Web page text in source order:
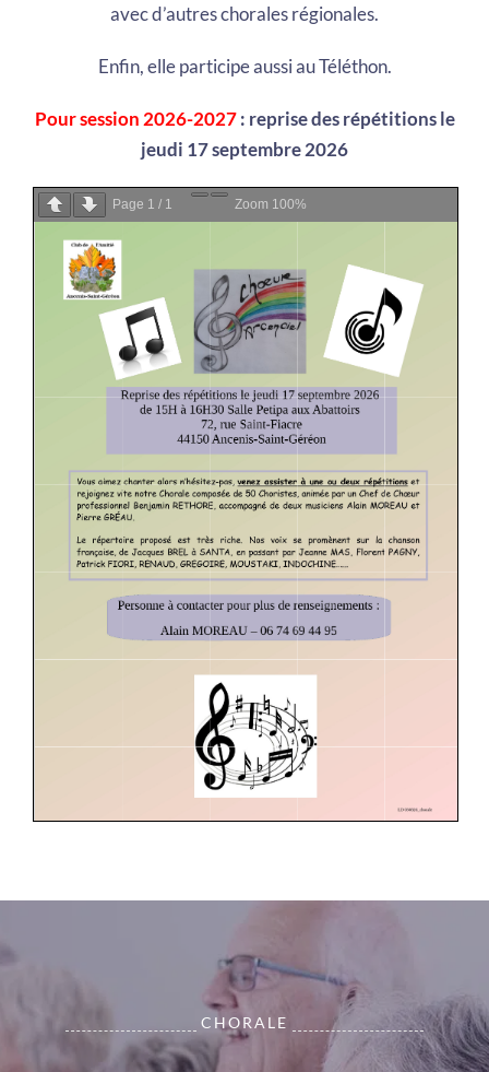
avec d’autres chorales régionales.
Enfin, elle participe aussi au Téléthon.
Pour session 2026-2027: reprise des répétitions le
jeudi 17 septembre 2026
Page 1 / 1 Zoom 100%
CHORALE